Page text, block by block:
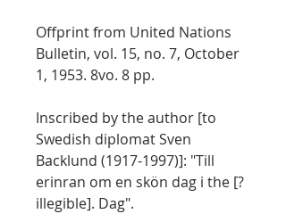
Offprint from United Nations
Bulletin, vol. 15, no. 7, October
1, 1953. 8vo. 8 pp.
Inscribed by the author [to
Swedish diplomat Sven
Backlund (1917-1997)]: "Till
erinran om en skön dag i the [?
illegible]. Dag".